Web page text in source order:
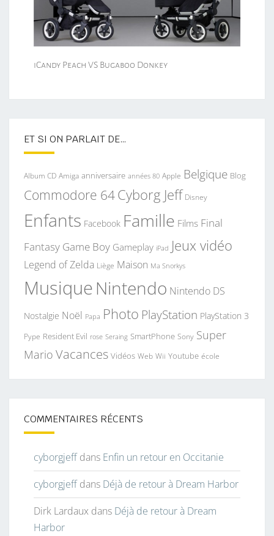
iCandy Peach VS Bugaboo Donkey
ET SI ON PARLAIT DE…
Album CD Amiga anniversaire années 80 Apple Belgique Blog
Commodore 64Cyborg Jeff Disney
Enfants Facebook Famille Films Final
Fantasy Game Boy Gameplay iPad Jeux vidéo
Legend of Zelda Liège Maison Ma Snorkys
MusiqueNintendo Nintendo DS
Nostalgie Noël Papa Photo PlayStation PlayStation 3
Pype Resident Evil rose Seraing SmartPhone Sony Super
Mario Vacances Vidéos Web Wii Youtube école
COMMENTAIRES RÉCENTS
cyborgjeffdans Enfin un retour en Occitanie
cyborgjeffdans Déjà de retour à Dream Harbor
Dirk Lardaux dans Déjà de retour à Dream
Harbor